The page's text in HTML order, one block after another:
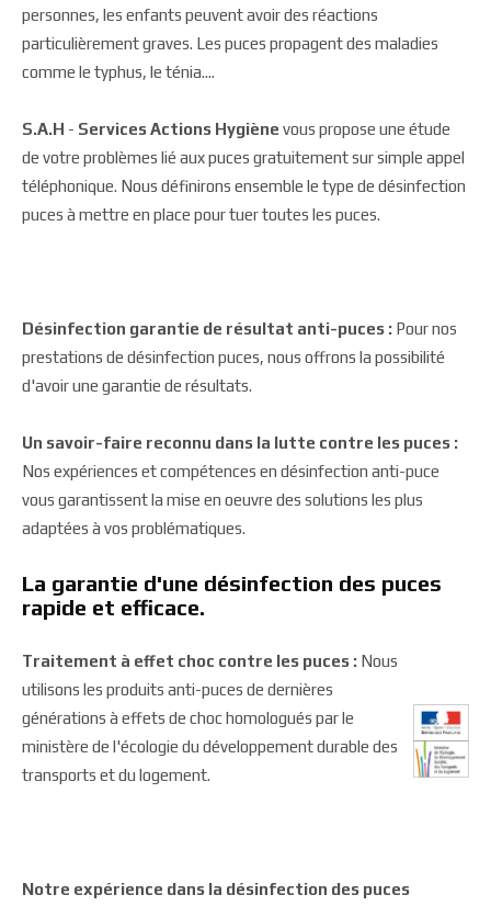
personnes, les enfants peuvent avoir des réactions
particulièrement graves. Les puces propagent des maladies
comme le typhus, le ténia....
S.A.H - Services Actions Hygiène vous propose une étude
de votre problèmes lié aux puces gratuitement sur simple appel
téléphonique. Nous définirons ensemble le type de désinfection
puces à mettre en place pour tuer toutes les puces.
Désinfection garantie de résultat anti-puces : Pour nos
prestations de désinfection puces, nous offrons la possibilité
d'avoir une garantie de résultats.
Un savoir-faire reconnu dans la lutte contre les puces :
Nos expériences et compétences en désinfection anti-puce
vous garantissent la mise en oeuvre des solutions les plus
adaptées à vos problématiques.
La garantie d'une désinfection des puces
rapide et efficace.
Traitement à effet choc contre les puces : Nous
utilisons les produits anti-puces de dernières
générations à effets de choc homologués par le
ministère de l'écologie du développement durable des
transports et du logement.
Notre expérience dans la désinfection des puces